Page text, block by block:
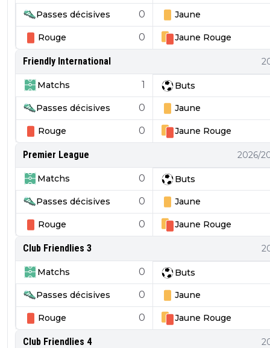
Passes décisives 0 Jaune
Rouge 0 Jaune Rouge
Friendly International
Matchs 1 Buts
Passes décisives 0 Jaune
Rouge 0 Jaune Rouge
Premier League 2026/
Matchs 0 Buts
Passes décisives 0 Jaune
Rouge 0 Jaune Rouge
Club Friendlies 3
Matchs 0 Buts
Passes décisives 0 Jaune
Rouge 0 Jaune Rouge
Club Friendlies 4